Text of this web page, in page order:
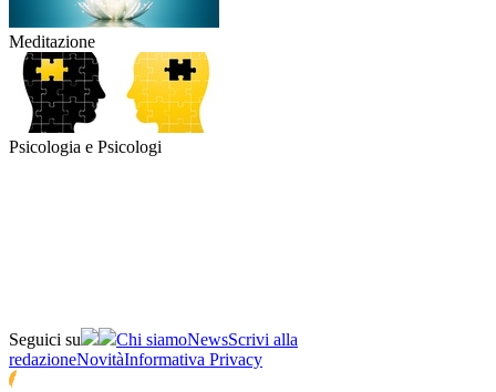
Meditazione
Psicologia e Psicologi
Seguici su Chi siamoNewsScrivi alla
redazioneNovitàInformativa Privacy